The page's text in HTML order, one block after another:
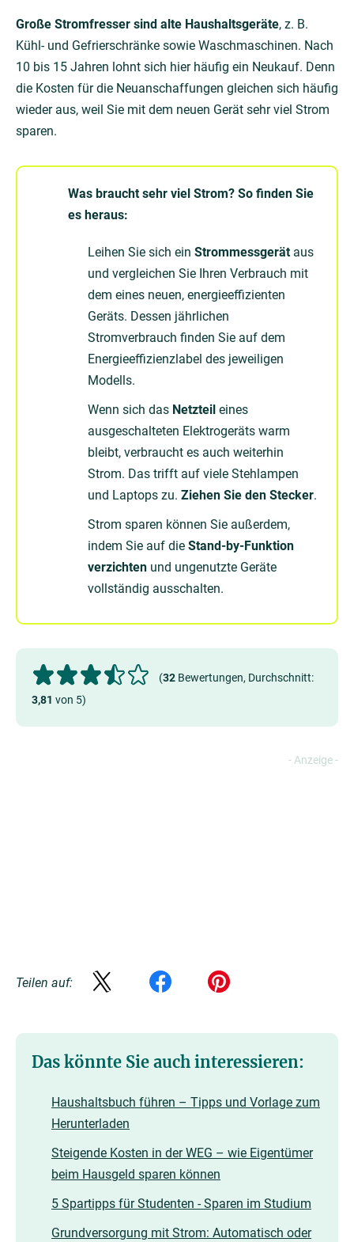
Große Stromfresser sind alte Haushaltsgeräte, z. B.
Kühl- und Gefrierschränke sowie Waschmaschinen. Nach
10 bis 15 Jahren lohnt sich hier häufig ein Neukauf. Denn
die Kosten für die Neuanschaffungen gleichen sich häufig
wieder aus, weil Sie mit dem neuen Gerät sehr viel Strom
sparen.
Was braucht sehr viel Strom? So finden Sie
es heraus:
Leihen Sie sich ein Strommessgerätaus
und vergleichen Sie Ihren Verbrauch mit
dem eines neuen, energieeffizienten
Geräts. Dessen jährlichen
Stromverbrauch finden Sie auf dem
Energieeffizienzlabel des jeweiligen
Modells.
Wenn sich das Netzteil eines
ausgeschalteten Elektrogeräts warm
bleibt, verbraucht es auch weiterhin
Strom. Das trifft auf viele Stehlampen
und Laptops zu. Ziehen Sie den Stecker.
Strom sparen können Sie außerdem,
indem Sie auf die Stand-by-Funktion
verzichten und ungenutzte Geräte
vollständig ausschalten.
(32 Bewertungen, Durchschnitt:
3,81 von 5)
Teilen auf:
Das könnte Sie auch interessieren:
Haushaltsbuch führen – Tipps und Vorlage zum
Herunterladen
Steigende Kosten in der WEG – wie Eigentümer
beim Hausgeld sparen können
5 Spartipps für Studenten - Sparen im Studium
Grundversorgung mit Strom: Automatisch oder